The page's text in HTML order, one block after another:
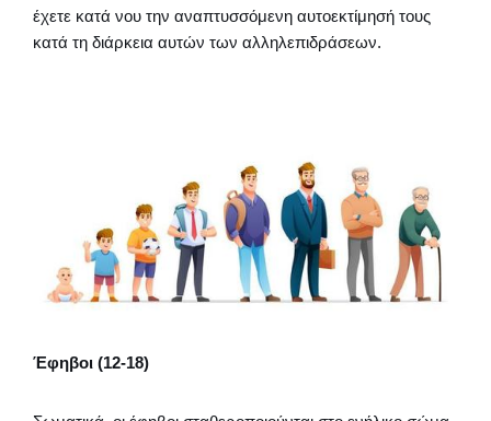
έχετε κατά νου την αναπτυσσόμενη αυτοεκτίμησή τους
κατά τη διάρκεια αυτών των αλληλεπιδράσεων.
Έφηβοι (12-18)